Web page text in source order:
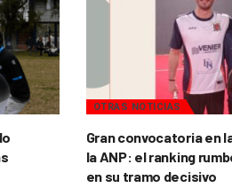
OTRAS NOTICIAS
Gran convocatoria en
la ANP: el ranking
en su tramo decisivo